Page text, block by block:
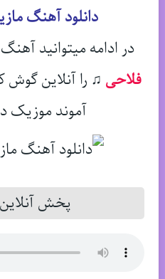
دانلود آهنگ
در ادامه میتوانید
فلاحی ♫ را آنلاین گوش
آموند موزیک
پخش